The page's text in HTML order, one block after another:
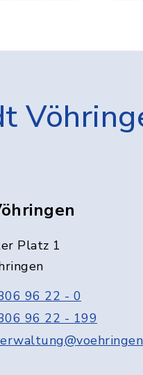
Platz 1
96 22 - 0
96 22 - 199